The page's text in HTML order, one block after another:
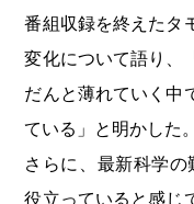
番組収録を終えたタ
変化について語り、
だんと薄れていく中
ている」と明かした。
さらに、最新科学
役立っていると感じ